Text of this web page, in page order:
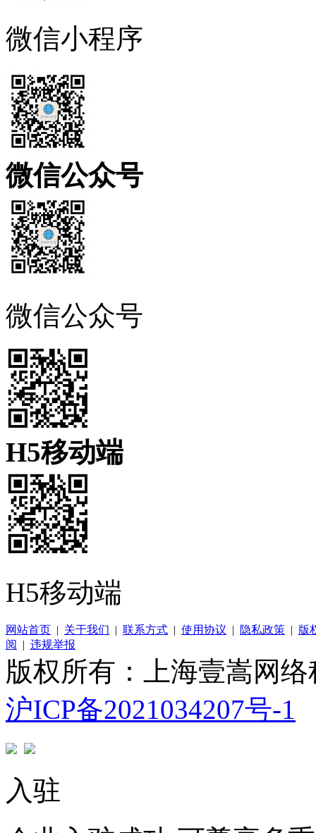
微信小程序
微信公众号
微信公众号
H5移动端
H5移动端
网站首页 | 关于我们 | 联系方式 | 使用协议 | 隐私政策 | 版
阅
| 违规举报
版权所有：上海壹嵩网
沪ICP备2021034207号-1
入驻